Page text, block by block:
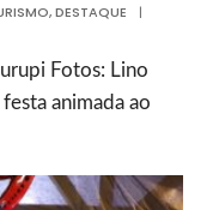
,DESTAQUE
|
Fotos: Lino
animada ao